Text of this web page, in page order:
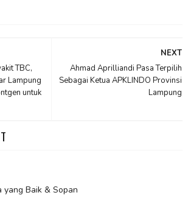
NEXT
Ahmad Aprilliandi Pasa Terpilih
Sebagai Ketua APKLINDO Provinsi
Lampung
TBC,
Lampung
untuk
yang Baik & Sopan